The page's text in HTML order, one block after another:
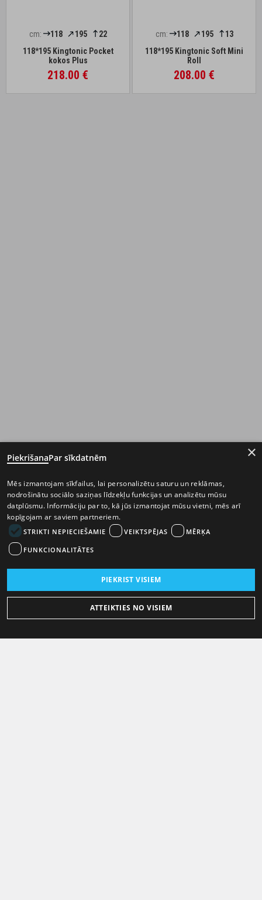
cm: 118 195
22
118*195 Kingtonic Pocket
kokos Plus
218.00 €
cm: 118 195
13
118*195 Kingtonic Soft Mini
Roll
208.00 €
×
PiekrišanaPar sīkdatnēm
Mēs izmantojam sīkfailus, lai personalizētu saturu un reklāmas,
nodrošinātu sociālo saziņas līdzekļu funkcijas un analizētu mūsu
datplūsmu. Informāciju par to, kā jūs izmantojat mūsu vietni, mēs arī
kopīgojam ar saviem partneriem.
STRIKTI NEPIECIEŠAMIE VEIKTSPĒJAS MĒRĶA
FUNKCIONALITĀTES
PIEKRIST VISIEM
ATTEIKTIES NO VISIEM